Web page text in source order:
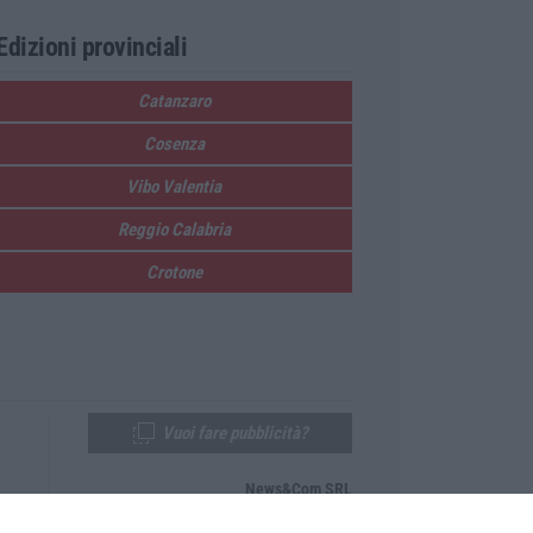
provinciali
Catanzaro
Cosenza
Vibo Valentia
Reggio Calabria
Crotone
News&Com SRL